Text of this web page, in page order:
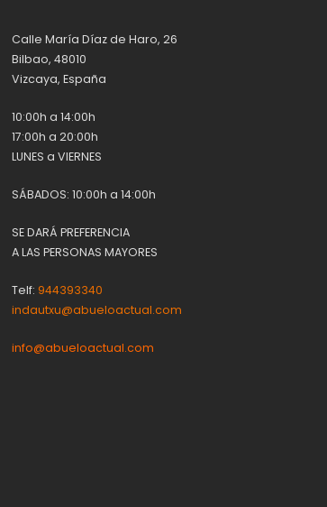
Calle María Díaz de Haro, 26
Bilbao, 48010
Vizcaya, España
10:00h a 14:00h
17:00h a 20:00h
LUNES a VIERNES
SÁBADOS: 10:00h a 14:00h
SE DARÁ PREFERENCIA
A LAS PERSONAS MAYORES
Telf:944393340
indautxu@abueloactual.com
info@abueloactual.com